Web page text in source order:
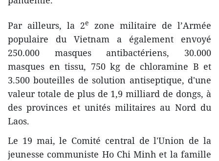
Par ailleurs, la 2e
zone militaire de l’Armée
populaire du Vietnam a également envoyé
250.000 masques antibactériens, 30.000
masques en tissu, 750 kg de chloramine B et
3.500 bouteilles de solution antiseptique, d'une
valeur totale de plus de 1,9 milliard de dongs, à
des provinces et unités militaires au Nord du
Laos.
Le 19 mai, le Comité central de l'Union de la
jeunesse communiste Ho Chi Minh et la famille